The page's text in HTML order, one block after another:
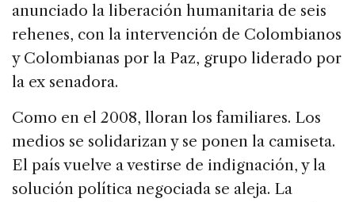
anunciado la liberación humanitaria de seis
rehenes, con la intervención de Colombianos
y Colombianas por la Paz, grupo liderado por
la ex senadora.
Como en el 2008, lloran los familiares. Los
medios se solidarizan y se ponen la camiseta.
El país vuelve a vestirse de indignación, y la
solución política negociada se aleja. La